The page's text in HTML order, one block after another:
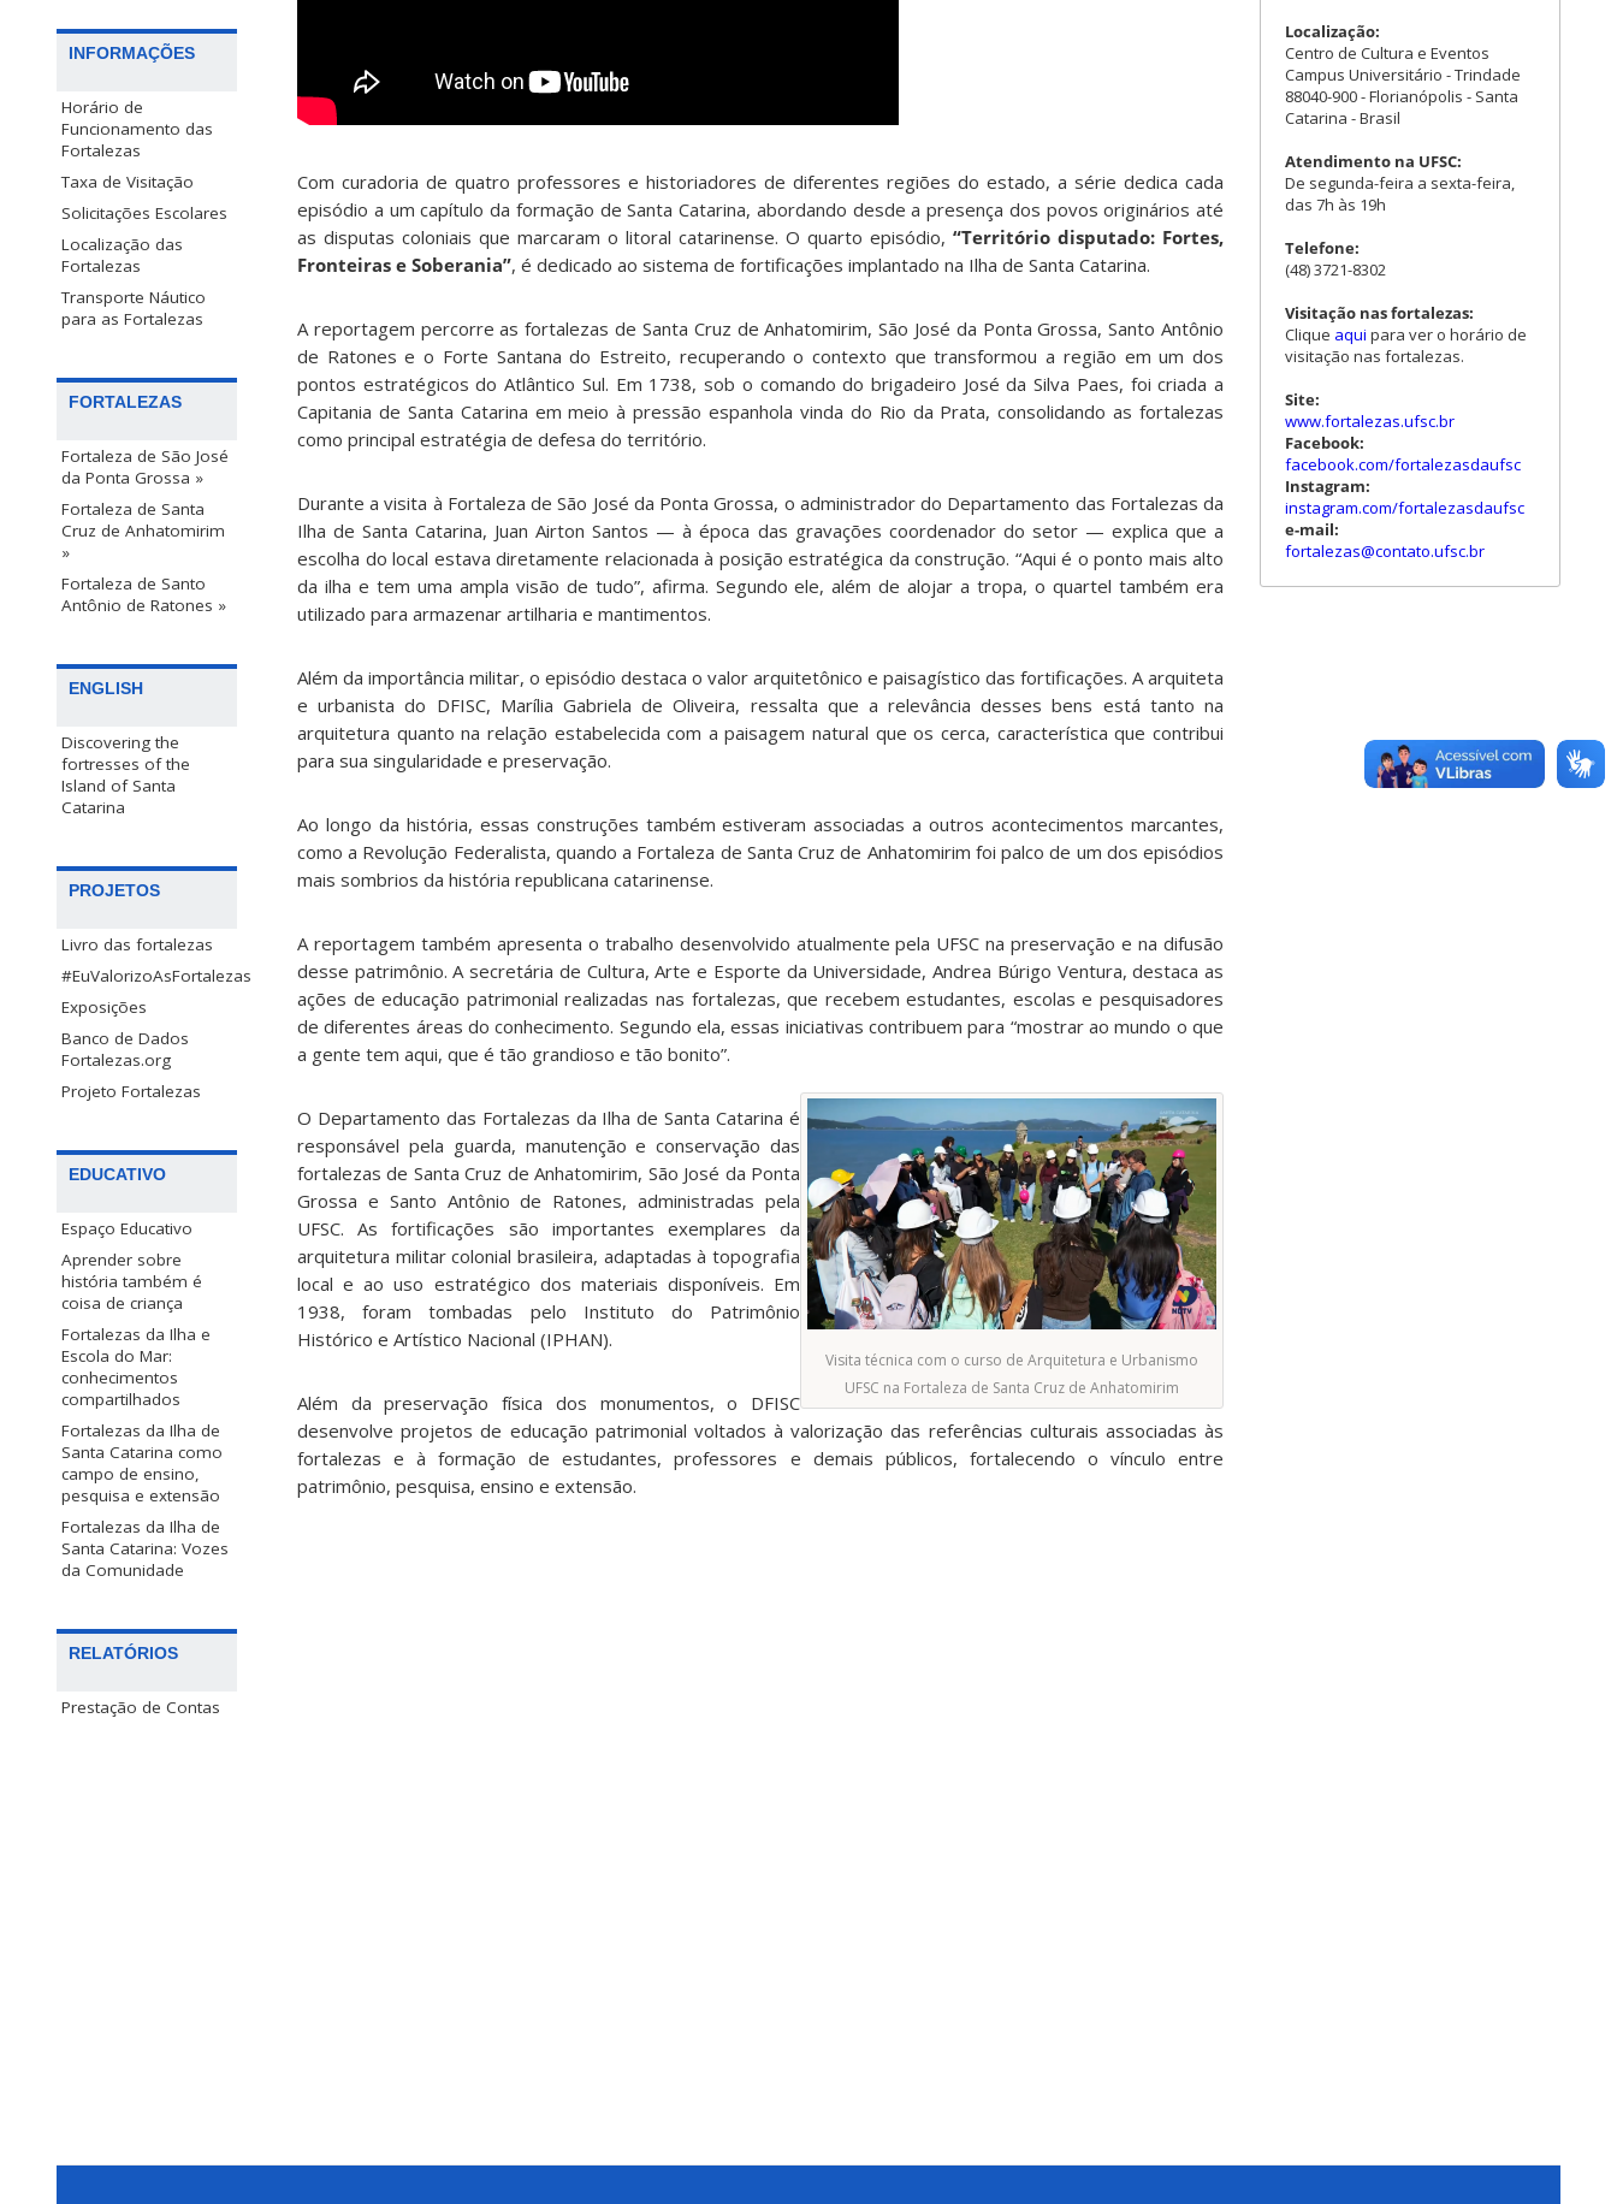
INFORMAÇÕES
Horário de
Funcionamento das
Fortalezas
Taxa de Visitação
Solicitações Escolares
Localização das
Fortalezas
Transporte Náutico
para as Fortalezas
FORTALEZAS
Fortaleza de São José
da Ponta Grossa »
Fortaleza de Santa
Cruz de Anhatomirim
»
Fortaleza de Santo
Antônio de Ratones »
ENGLISH
Discovering the
fortresses of the
Island of Santa
Catarina
PROJETOS
Livro das fortalezas
#EuValorizoAsFortalezas
Exposições
Banco de Dados
Fortalezas.org
Projeto Fortalezas
EDUCATIVO
Espaço Educativo
Aprender sobre
história também é
coisa de criança
Fortalezas da Ilha e
Escola do Mar:
conhecimentos
compartilhados
Fortalezas da Ilha de
Santa Catarina como
campo de ensino,
pesquisa e extensão
Fortalezas da Ilha de
Santa Catarina: Vozes
da Comunidade
RELATÓRIOS
Prestação de Contas
Com curadoria de quatro professores e historiadores de diferentes regiões do estado, a série dedica cada
episódio a um capítulo da formação de Santa Catarina, abordando desde a presença dos povos originários até
as disputas coloniais que marcaram o litoral catarinense. O quarto episódio, “Território disputado: Fortes,
Fronteiras e Soberania”, é dedicado ao sistema de fortificações implantado na Ilha de Santa Catarina.
A reportagem percorre as fortalezas de Santa Cruz de Anhatomirim, São José da Ponta Grossa, Santo Antônio
de Ratones e o Forte Santana do Estreito, recuperando o contexto que transformou a região em um dos
pontos estratégicos do Atlântico Sul. Em 1738, sob o comando do brigadeiro José da Silva Paes, foi criada a
Capitania de Santa Catarina em meio à pressão espanhola vinda do Rio da Prata, consolidando as fortalezas
como principal estratégia de defesa do território.
Durante a visita à Fortaleza de São José da Ponta Grossa, o administrador do Departamento das Fortalezas da
Ilha de Santa Catarina, Juan Airton Santos — à época das gravações coordenador do setor — explica que a
escolha do local estava diretamente relacionada à posição estratégica da construção. “Aqui é o ponto mais alto
da ilha e tem uma ampla visão de tudo”, afirma. Segundo ele, além de alojar a tropa, o quartel também era
utilizado para armazenar artilharia e mantimentos.
Além da importância militar, o episódio destaca o valor arquitetônico e paisagístico das fortificações. A arquiteta
e urbanista do DFISC, Marília Gabriela de Oliveira, ressalta que a relevância desses bens está tanto na
arquitetura quanto na relação estabelecida com a paisagem natural que os cerca, característica que contribui
para sua singularidade e preservação.
Ao longo da história, essas construções também estiveram associadas a outros acontecimentos marcantes,
como a Revolução Federalista, quando a Fortaleza de Santa Cruz de Anhatomirim foi palco de um dos episódios
mais sombrios da história republicana catarinense.
A reportagem também apresenta o trabalho desenvolvido atualmente pela UFSC na preservação e na difusão
desse patrimônio.A secretária de Cultura, Arte e Esporte da Universidade, Andrea Búrigo Ventura, destaca as
ações de educação patrimonial realizadas nas fortalezas, que recebem estudantes, escolas e pesquisadores
de diferentes áreas do conhecimento. Segundo ela, essas iniciativas contribuem para “mostrar ao mundo o que
a gente tem aqui, que é tão grandioso e tão bonito”.
Visita técnica com o curso de Arquitetura e Urbanismo
UFSC na Fortaleza de Santa Cruz de Anhatomirim
O Departamento das Fortalezas da Ilha de Santa Catarina é
responsável pela guarda, manutenção e conservação das
fortalezas de Santa Cruz de Anhatomirim, São José da Ponta
Grossa e Santo Antônio de Ratones, administradas pela
UFSC. As fortificações são importantes exemplares da
arquitetura militar colonial brasileira, adaptadas à topografia
local e ao uso estratégico dos materiais disponíveis. Em
1938, foram tombadas pelo Instituto do Patrimônio
Histórico e Artístico Nacional (IPHAN).
Além da preservação física dos monumentos, o DFISC
desenvolve projetos de educação patrimonial voltados à valorização das referências culturais associadas às
fortalezas e à formação de estudantes, professores e demais públicos, fortalecendo o vínculo entre
patrimônio, pesquisa, ensino e extensão.
Localização:
Centro de Cultura e Eventos
Campus Universitário - Trindade
88040-900 - Florianópolis - Santa
Catarina - Brasil
Atendimento na UFSC:
De segunda-feira a sexta-feira,
das 7h às 19h
Telefone:
(48) 3721-8302
Visitação nas fortalezas:
Clique aqui para ver o horário de
visitação nas fortalezas.
Site:
www.fortalezas.ufsc.br
Facebook:
facebook.com/fortalezasdaufsc
Instagram:
instagram.com/fortalezasdaufsc
e-mail:
fortalezas@contato.ufsc.br